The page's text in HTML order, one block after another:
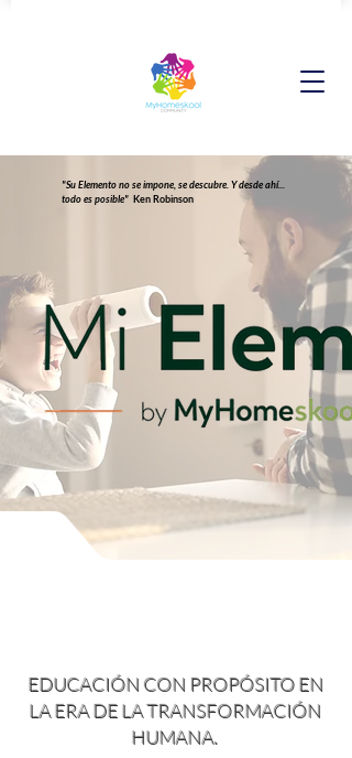
"Su Elemento no se impone, se descubre. Y desde ahí...
todo es posible" Ken Robinson
EDUCACIÓN CON PROPÓSITO EN
LA ERA DE LA TRANSFORMACIÓN
HUMANA.